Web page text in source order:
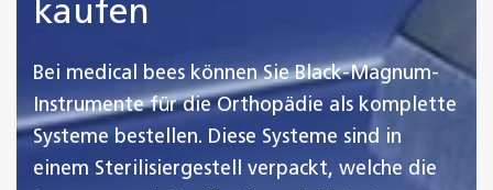
kaufen
Bei medical bees können Sie Black-Magnum-
Instrumente für die Orthopädie als komplette
Systeme bestellen. Diese Systeme sind in
einem Sterilisiergestell verpackt, welche die